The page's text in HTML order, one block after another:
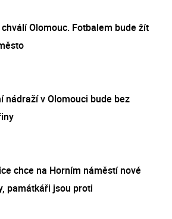
chválí Olomouc. Fotbalem bude žít
nádraží v Olomouci bude bez
chce na Horním náměstí nové
památkáři jsou proti